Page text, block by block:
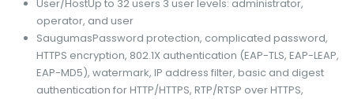
User/HostUp to 32 users 3 user levels: administrator,
operator, and user
SaugumasPassword protection, complicated password,
HTTPS encryption, 802.1X authentication (EAP-TLS, EAP-LEAP,
EAP-MD5), watermark, IP address filter, basic and digest
authentication for HTTP/HTTPS, RTP/RTSP over HTTPS,